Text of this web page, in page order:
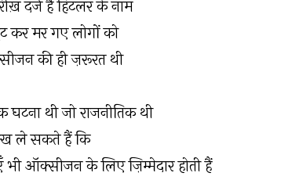
दर्ज है हिटलर के नाम
मर गए लोगों को
की ही ज़रूरत थी
घटना थी जो राजनीतिक थी
ले सकते हैं कि
भी ऑक्सीजन के लिए ज़िम्मेदार होती हैं